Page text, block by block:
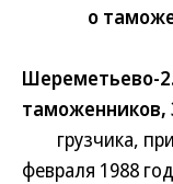
о
Шереметьево-
таможенников,
грузчика,
февраля 1988